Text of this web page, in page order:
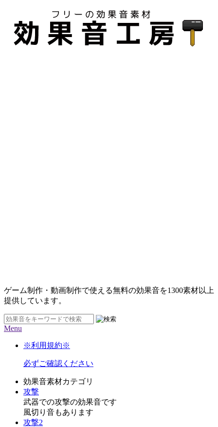
ゲーム制作・動画制作で使える無料の効果音を1300素材以上
提供しています。
Menu
※利用規約※
必ずご確認ください
効果音素材カテゴリ
攻撃
武器での攻撃の効果音です
風切り音もあります
攻撃2